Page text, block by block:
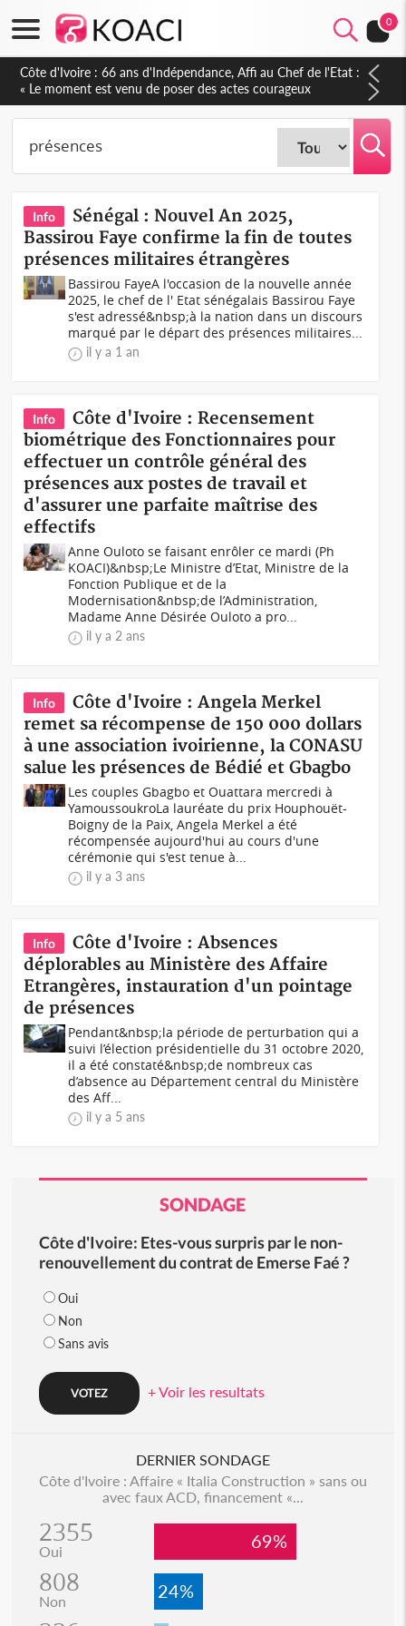
0
Côte d'Ivoire : 66 ans d'Indépendance, Affi au Chef de l'Etat :
« Le moment est venu de poser des actes courageux
d'apaisement »
Info
Sénégal : Nouvel An 2025,
Bassirou Faye confirme la fin de toutes
présences militaires étrangères
Bassirou FayeA l'occasion de la nouvelle année
2025, le chef de l' Etat sénégalais Bassirou Faye
s'est adressé&nbsp;à la nation dans un discours
marqué par le départ des présences militaires...
il y a 1 an
Info
Côte d'Ivoire : Recensement
biométrique des Fonctionnaires pour
effectuer un contrôle général des
présences aux postes de travail et
d'assurer une parfaite maîtrise des
effectifs
Anne Ouloto se faisant enrôler ce mardi (Ph
KOACI)&nbsp;Le Ministre d’Etat, Ministre de la
Fonction Publique et de la
Modernisation&nbsp;de l’Administration,
Madame Anne Désirée Ouloto a pro...
il y a 2 ans
Info
Côte d'Ivoire : Angela Merkel
remet sa récompense de 150 000 dollars
à une association ivoirienne, la CONASU
salue les présences de Bédié et Gbagbo
Les couples Gbagbo et Ouattara mercredi à
YamoussoukroLa lauréate du prix Houphouët-
Boigny de la Paix, Angela Merkel a été
récompensée aujourd'hui au cours d'une
cérémonie qui s'est tenue à...
il y a 3 ans
Info
Côte d'Ivoire : Absences
déplorables au Ministère des Affaire
Etrangères, instauration d'un pointage
de présences
Pendant&nbsp;la période de perturbation qui a
suivi l’élection présidentielle du 31 octobre 2020,
il a été constaté&nbsp;de nombreux cas
d’absence au Département central du Ministère
des Aff...
il y a 5 ans
SONDAGE
Côte d'Ivoire: Etes-vous surpris par le non-
renouvellement du contrat de Emerse Faé ?
Oui
Non
Sans avis
+ Voir les resultats
DERNIER SONDAGE
Côte d'Ivoire : Affaire « Italia Construction » sans ou
avec faux ACD, financement «...
2355
Oui 69%
808
Non 24%